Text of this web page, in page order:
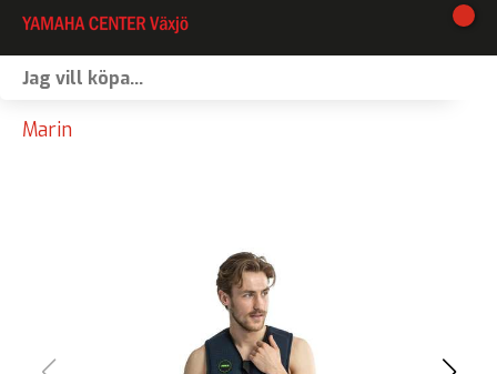
Våra varumärken
Marin